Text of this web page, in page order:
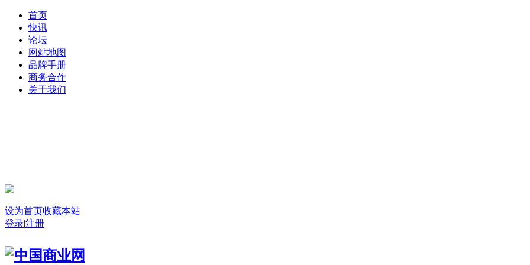
首页
快讯
论坛
网站地图
品牌手册
商务合作
关于我们
设为首页收藏本站
登录|注册